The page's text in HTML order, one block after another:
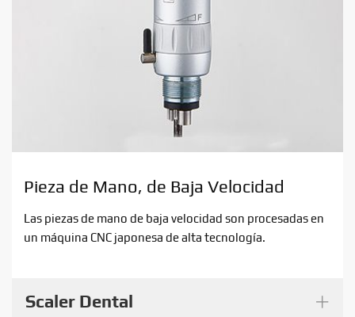
Pieza de Mano, de Baja Velocidad
Las piezas de mano de baja velocidad son procesadas en
un máquina CNC japonesa de alta tecnología.
Scaler Dental +